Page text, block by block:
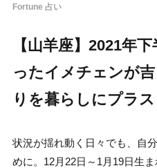
Fortune 占い
【山羊座】2021年
ったイメチェンが
りを暮らしにプラ
状況が揺れ動く日々でも、自
めに。12月22日～1月19日生